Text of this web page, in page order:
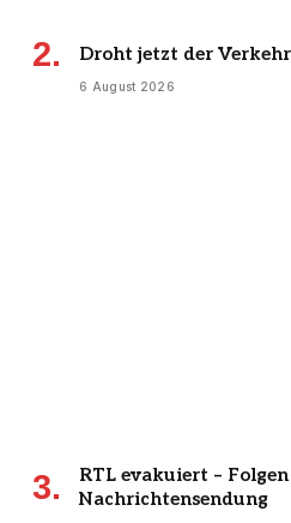
Droht jetzt der
6 August 2026
RTL evakuiert –
Nachrichtensendung